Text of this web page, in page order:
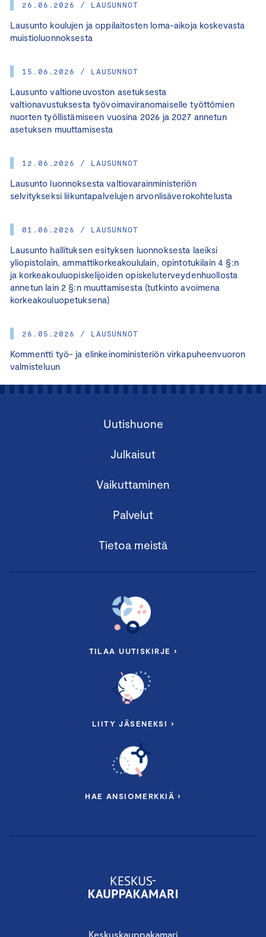
26.06.2026 / LAUSUNNOT
Lausunto koulujen ja oppilaitosten loma-aikoja koskevasta
muistioluonnoksesta
15.06.2026 / LAUSUNNOT
Lausunto valtioneuvoston asetuksesta
valtionavustuksesta työvoimaviranomaiselle työttömien
nuorten työllistämiseen vuosina 2026 ja 2027 annetun
asetuksen muuttamisesta
12.06.2026 / LAUSUNNOT
Lausunto luonnoksesta valtiovarainministeriön
selvitykseksi liikuntapalvelujen arvonlisäverokohtelusta
01.06.2026 / LAUSUNNOT
Lausunto hallituksen esityksen luonnoksesta laeiksi
yliopistolain, ammattikorkeakoululain, opintotukilain 4 §:n
ja korkeakouluopiskelijoiden opiskeluterveydenhuollosta
annetun lain 2 §:n muuttamisesta (tutkinto avoimena
korkeakouluopetuksena)
26.05.2026 / LAUSUNNOT
Kommentti työ- ja elinkeinoministeriön virkapuheenvuoron
valmisteluun
Keskuskauppakamari
Uutishuone
Julkaisut
Vaikuttaminen
Palvelut
Tietoa meistä
TILAA UUTISKIRJE ›
LIITY JÄSENEKSI ›
HAE ANSIOMERKKIÄ ›